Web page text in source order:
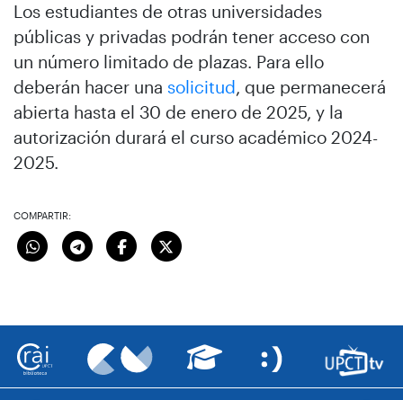
Los estudiantes de otras universidades
públicas y privadas podrán tener acceso con
un número limitado de plazas. Para ello
deberán hacer una solicitud, que permanecerá
abierta hasta el 30 de enero de 2025, y la
autorización durará el curso académico 2024-
2025.
COMPARTIR: